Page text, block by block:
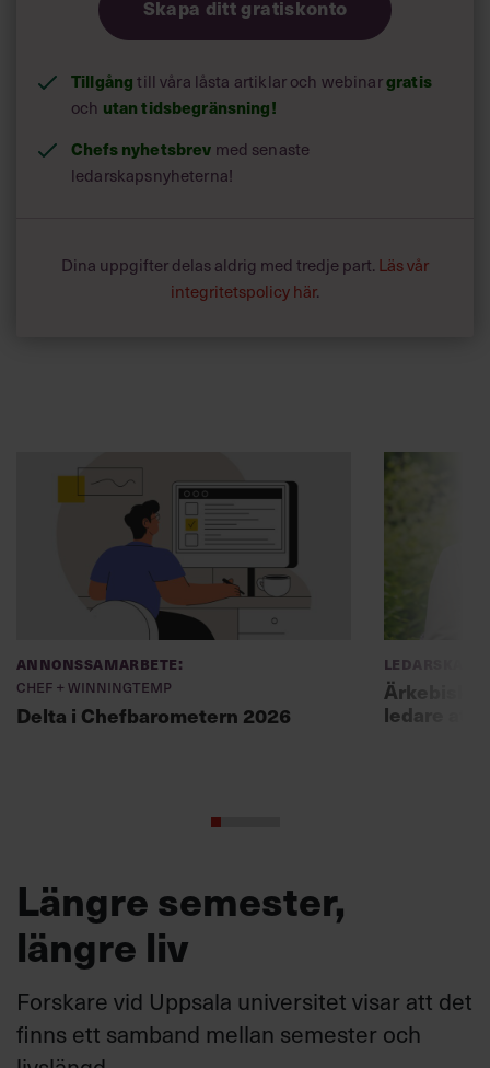
Skapa ditt gratiskonto
Tillgång till våra låsta artiklar och webinargratis
och utan tidsbegränsning!
Chefs nyhetsbrev med senaste
ledarskapsnyheterna!
Dina uppgifter delas aldrig med tredje part. Läs vår
integritetspolicy här.
Annonssamarbete:
Chef + Winningtemp
Delta i Chefbarometern 2026
Ledarskap
ledare att
Längre semester,
längre liv
Forskare vid Uppsala universitet visar att det
finns ett samband mellan semester och